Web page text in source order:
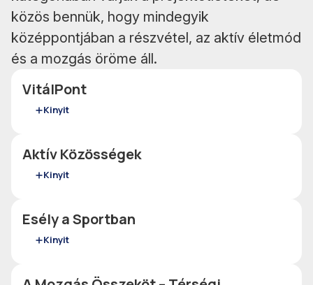
közös bennük, hogy mindegyik
középpontjában a részvétel, az aktív életmód
és a mozgás öröme áll.
VitálPont
Kinyit
Aktív Közösségek
Kinyit
Esély a Sportban
Kinyit